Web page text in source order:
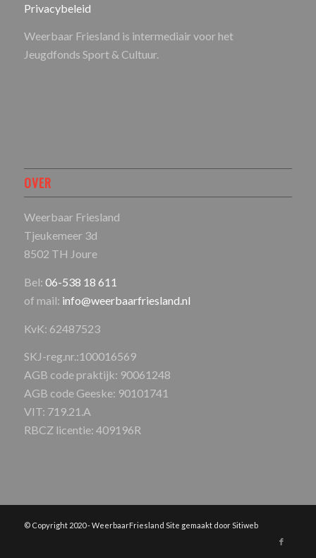
Privacybeleid
Weerbaar Friesland is intermediair voor het
Jeugdfonds Sport & Cultuur.
OVER
Weerbaar Friesland
Tjeukemeer 3d
8502 TH Joure
Bel: 06-538 18 611
of mail: info@weerbaarfriesland.nl
KvK: 62487523
SKJ-reg.nr.:100016569
AGB code praktijk: 90061248
AGB code Geeske: 90101741
VIT: 719.21.A
RBCZ licentie: 409196R
© Copyright 2020 - WeerbaarFriesland Site gemaakt door Sitiweb